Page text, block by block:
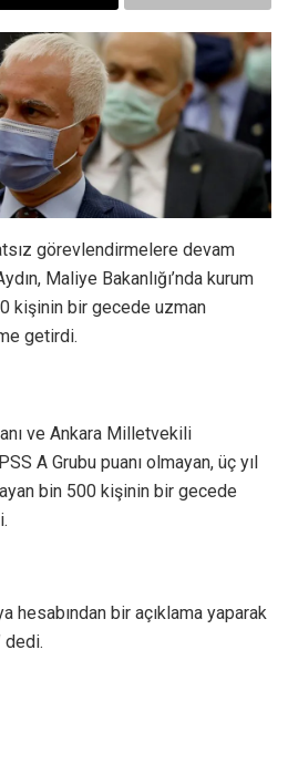
görevlendirmelere devam
Maliye Bakanlığı’nda kurum
kişinin bir gecede uzman
getirdi.
ve Ankara Milletvekili
A Grubu puanı olmayan, üç yıl
bin 500 kişinin bir gecede
hesabından bir açıklama yaparak
dedi.